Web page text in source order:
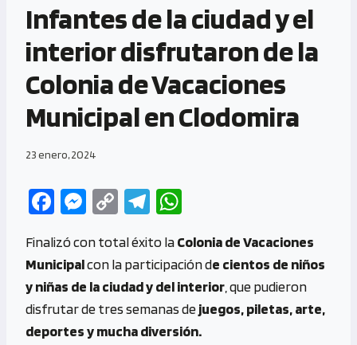
Infantes de la ciudad y el
interior disfrutaron de la
Colonia de Vacaciones
Municipal en Clodomira
23 enero, 2024
Fa
b
o
o
k
M
se
n
g
er
C
py
Li
n
k
Te
gr
a
m
at
s
A
p
Finalizó con total éxito laColonia de Vacaciones
Municipalcon la participación de cientos de niños
y niñas de la ciudad y del interior , que pudieron
disfrutar de tres semanas dejuegos, piletas, arte,
deportes y mucha diversión.